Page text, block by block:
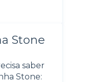
Stone
saber
Stone: